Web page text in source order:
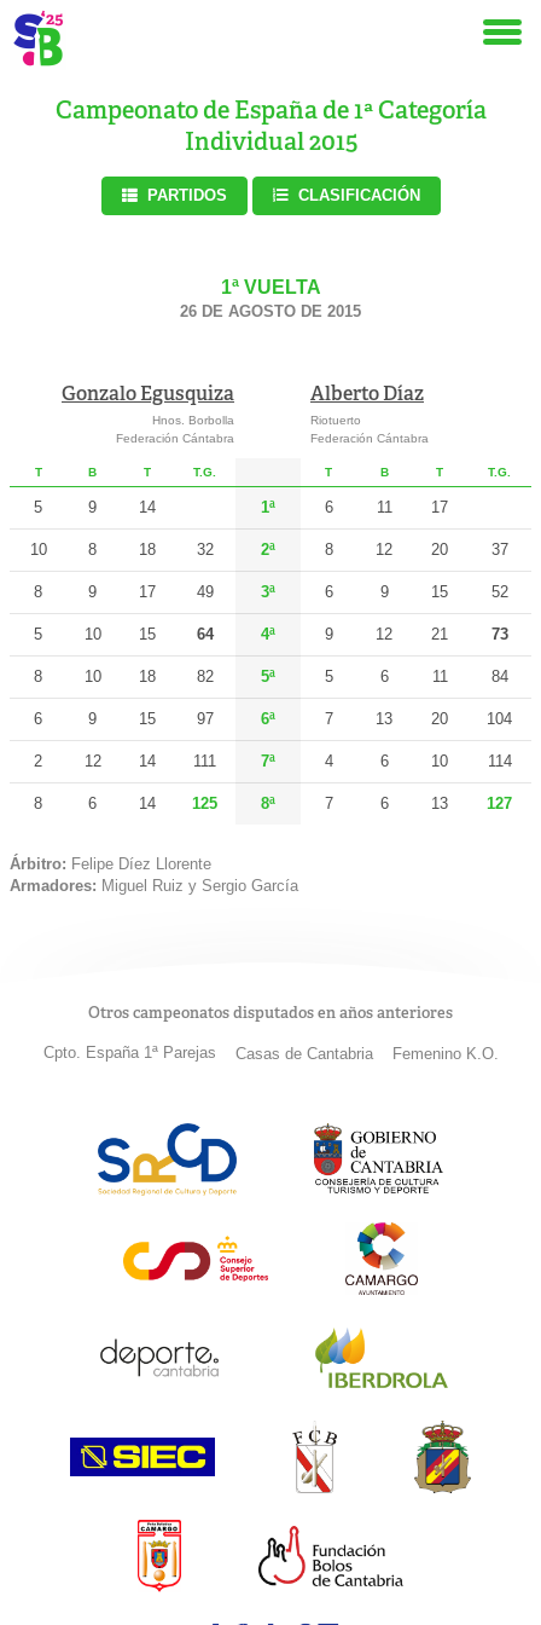
Campeonato de España de 1ª Categoría
Individual 2015
PARTIDOS CLASIFICACIÓN
1ª VUELTA
26 DE AGOSTO DE 2015
Gonzalo Egusquiza
Hnos. Borbolla
Federación Cántabra
Alberto Díaz
Riotuerto
Federación Cántabra
T B T T.G. T B T T.G.
5 9 14 1ª 6 11 17
10 8 18 32 2ª 8 12 20 37
8 9 17 49 3ª 6 9 15 52
5 10 15 64 4ª 9 12 21 73
8 10 18 82 5ª 5 6 11 84
6 9 15 97 6ª 7 13 20 104
2 12 14 111 7ª 4 6 10 114
8 6 14 125 8ª 7 6 13 127
Árbitro: Felipe Díez Llorente
Armadores: Miguel Ruiz y Sergio García
Otros campeonatos disputados en años anteriores
Cpto. España 1ª Parejas Casas de Cantabria Femenino K.O.